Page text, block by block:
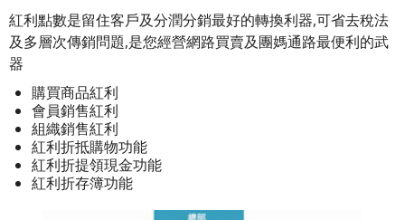
紅利點數是留住客戶及分潤分銷最好的轉換利器,可省去稅法
及多層次傳銷問題,是您經營網路買賣及團媽通路最便利的武
器
購買商品紅利
會員銷售紅利
組織銷售紅利
紅利折抵購物功能
紅利折提領現金功能
紅利折存簿功能